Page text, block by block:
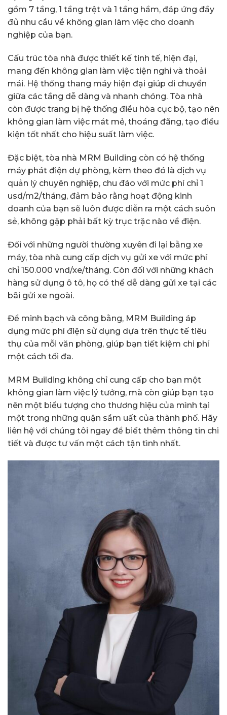
gồm 7 tầng, 1 tầng trệt và 1 tầng hầm, đáp ứng đầy
đủ nhu cầu về không gian làm việc cho doanh
nghiệp của bạn.
Cấu trúc tòa nhà được thiết kế tinh tế, hiện đại,
mang đến không gian làm việc tiện nghi và thoải
mái. Hệ thống thang máy hiện đại giúp di chuyển
giữa các tầng dễ dàng và nhanh chóng. Tòa nhà
còn được trang bị hệ thống điều hòa cục bộ, tạo nên
không gian làm việc mát mẻ, thoáng đãng, tạo điều
kiện tốt nhất cho hiệu suất làm việc.
Đặc biệt, tòa nhà MRM Building còn có hệ thống
máy phát điện dự phòng, kèm theo đó là dịch vụ
quản lý chuyên nghiệp, chu đáo với mức phí chỉ 1
usd/m2/tháng, đảm bảo rằng hoạt động kinh
doanh của bạn sẽ luôn được diễn ra một cách suôn
sẻ, không gặp phải bất kỳ trục trặc nào về điện.
Đối với những người thường xuyên đi lại bằng xe
máy, tòa nhà cung cấp dịch vụ gửi xe với mức phí
chỉ 150.000 vnd/xe/tháng. Còn đối với những khách
hàng sử dụng ô tô, họ có thể dễ dàng gửi xe tại các
bãi gửi xe ngoài.
Để minh bạch và công bằng, MRM Building áp
dụng mức phí điện sử dụng dựa trên thực tế tiêu
thụ của mỗi văn phòng, giúp bạn tiết kiệm chi phí
một cách tối đa.
MRM Building không chỉ cung cấp cho bạn một
không gian làm việc lý tưởng, mà còn giúp bạn tạo
nên một biểu tượng cho thương hiệu của mình tại
một trong những quận sầm uất của thành phố. Hãy
liên hệ với chúng tôi ngay để biết thêm thông tin chi
tiết và được tư vấn một cách tận tình nhất.